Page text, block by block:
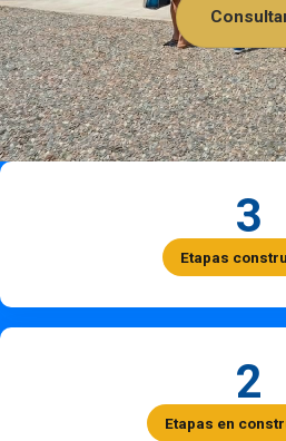
3
Etapas
2
Etapas en